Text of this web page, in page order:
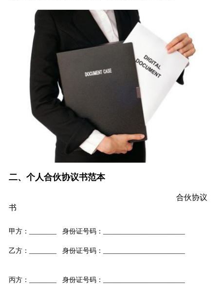
二、个人合伙协议书范本
合伙协议
书
甲方：________ 身份证号码：
乙方：________ 身份证号码：
丙方：________ 身份证号码：